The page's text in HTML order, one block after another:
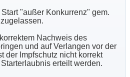
"außer Konkurrenz" gem.
Nachweis des
und auf Verlangen vor der
der Impfschutz nicht korrekt
erteilt werden.